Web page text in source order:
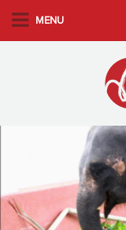
m
MENU